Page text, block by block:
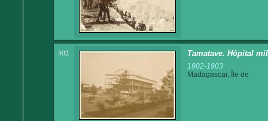
502 Tamatave. Hôpital
1902-1903
Madagascar, Île de